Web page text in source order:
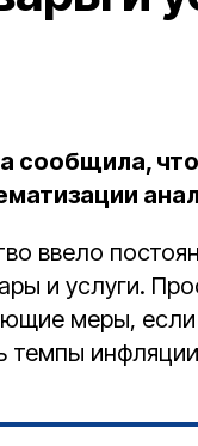
сообщила,
ввело
и услуги.
меры,
темпы